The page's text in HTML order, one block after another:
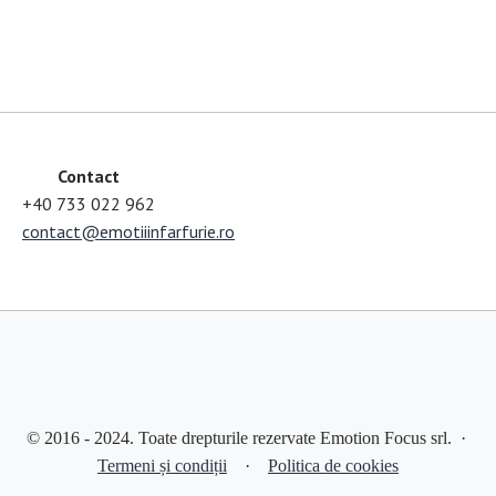
Contact
+40 733 022 962
contact@emotiiinfarfurie.ro
© 2016 - 2024. Toate drepturile rezervate Emotion Focus srl. ·
Termeni și condiții · Politica de cookies